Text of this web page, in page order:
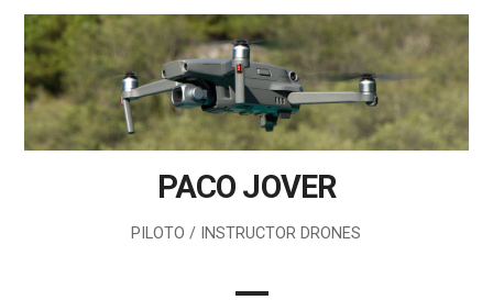
Saltar
contenido
PACO JOVER
PILOTO / INSTRUCTOR DRONES